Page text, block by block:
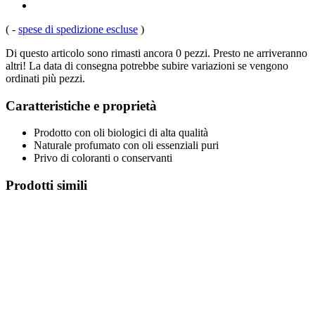
( - spese di spedizione escluse )
Di questo articolo sono rimasti ancora 0 pezzi. Presto ne arriveranno
altri! La data di consegna potrebbe subire variazioni se vengono
ordinati più pezzi.
Caratteristiche e proprietà
Prodotto con oli biologici di alta qualità
Naturale profumato con oli essenziali puri
Privo di coloranti o conservanti
Prodotti simili